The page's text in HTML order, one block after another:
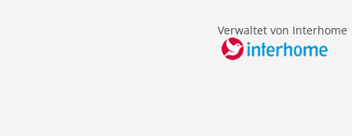
Verwaltet von Interhome